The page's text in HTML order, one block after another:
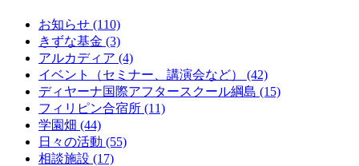
お知らせ (110)
きずな基金 (3)
アルカディア (4)
イベント（セミナー、講演会など） (42)
ディヤーナ国際アフタースクール綱島 (15)
フィリピン合宿所 (11)
学園畑 (44)
日々の活動 (55)
相談施設 (17)